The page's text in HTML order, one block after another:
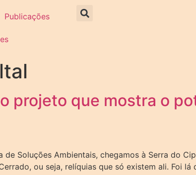
Publicações
projeto que mostra o
Soluções Ambientais, chegamos à Serra do
ou seja, relíquias que só existem ali. Foi